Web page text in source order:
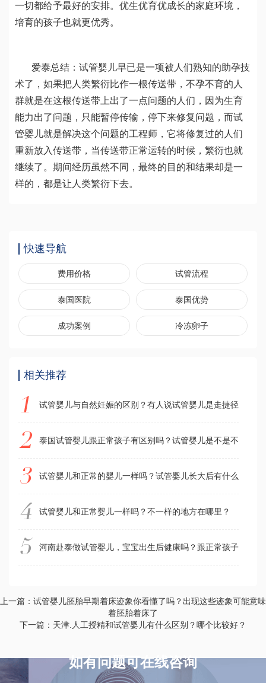
一切都给予最好的安排。优生优育优成长的家庭环境，
培育的孩子也就更优秀。
爱泰总结：试管婴儿早已是一项被人们熟知的助孕技
术了，如果把人类繁衍比作一根传送带，不孕不育的人
群就是在这根传送带上出了一点问题的人们，因为生育
能力出了问题，只能暂停传输，停下来修复问题，而试
管婴儿就是解决这个问题的工程师，它将修复过的人们
重新放入传送带，当传送带正常运转的时候，繁衍也就
继续了。期间经历虽然不同，最终的目的和结果却是一
样的，都是让人类繁衍下去。
快速导航
费用价格 试管流程
泰国医院 泰国优势
成功案例 冷冻卵子
相关推荐
试管婴儿与自然妊娠的区别？有人说试管婴儿是走捷径？听
泰国试管婴儿跟正常孩子有区别吗？试管婴儿是不是不如普通
试管婴儿和正常的婴儿一样吗？试管婴儿长大后有什么弊端吗
试管婴儿和正常婴儿一样吗？不一样的地方在哪里？
河南赴泰做试管婴儿，宝宝出生后健康吗？跟正常孩子一样吗
上一篇：试管婴儿胚胎早期着床迹象你看懂了吗？出现这些迹象可能意味
着胚胎着床了
下一篇：天津.人工授精和试管婴儿有什么区别？哪个比较好？
如有问题可在线咨询